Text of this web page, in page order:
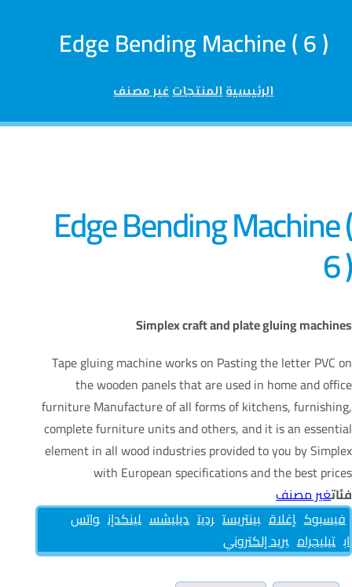
Edge Bending Machine ( 6 )
الرئيسيةالمنتجاتغير مصنف
Edge Bending Machine (
6 )
Simplex craft and plate gluing machines
Tape gluing machine works on Pasting the letter PVC on
the wooden panels that are used in home and office
furniture Manufacture of all forms of kitchens, furnishing,
complete furniture units and others, and it is an essential
element in all wood industries provided to you by Simplex
with European specifications and the best prices
فئاتغير مصنف
فيسبوك إغلاق بينتريست رديت ديليشس لينكدإن واتس
اب تيليجرام بريد إلكتروني